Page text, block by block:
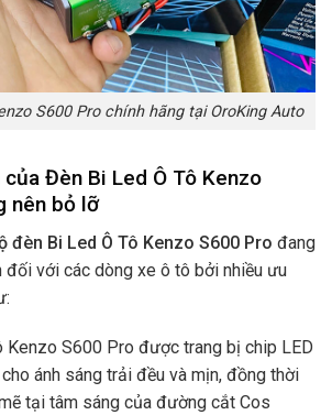
S600 Pro chính hãng tại OroKing Auto
Đèn Bi Led Ô Tô Kenzo
nên bỏ lỡ
đèn Bi Led Ô Tô Kenzo S600 Pro đang
đối với các dòng xe ô tô bởi nhiều ưu
Kenzo S600 Pro được trang bị chip LED
ánh sáng trải đều và mịn, đồng thời
tại tâm sáng của đường cắt Cos